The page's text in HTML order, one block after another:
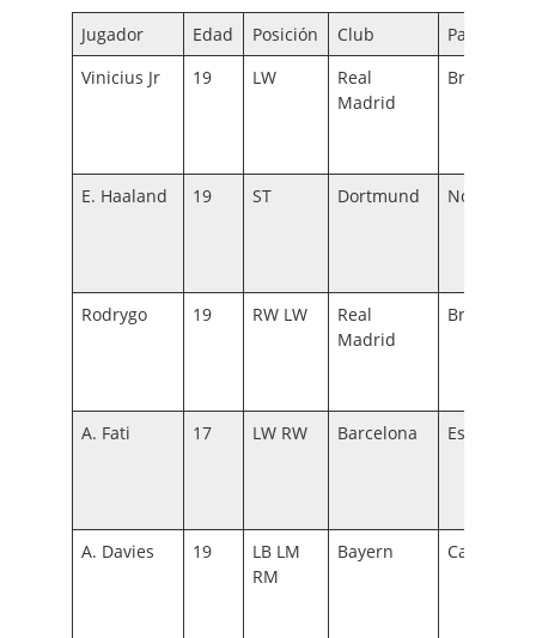
Jugador Edad Posición Club
País
Vinicius Jr
19 LW
Real
Madrid
Brasil
E. Haaland 19 ST Dortmund Noruega
Rodrygo 19 RW LW
Real
Madrid
Brasil
A. Fati 17 LW RW Barcelona España
A. Davies 19
LB LM
RM
Bayern Canadá